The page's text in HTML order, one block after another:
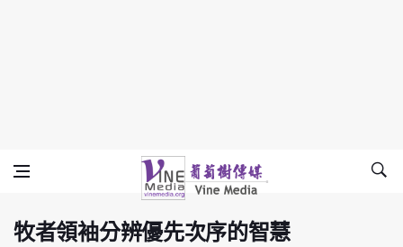
牧者領袖分辨優先次序的智慧
Vine Media
葡萄樹傳媒
牧者領袖分辨優先次序的智慧